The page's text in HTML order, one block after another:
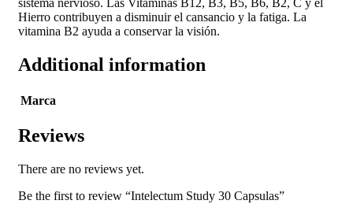
Hierro contribuyen a disminuir el cansancio y la fatiga. La
vitamina B2 ayuda a conservar la visión.
Additional information
Marca
Reviews
There are no reviews yet.
Be the first to review “Intelectum Study 30 Capsulas”